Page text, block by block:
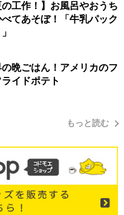
の工作！】お風呂やおうち
てあそぼ！「牛乳パック
晩ごはん！アメリカのフ
イドポテト
もっと読む